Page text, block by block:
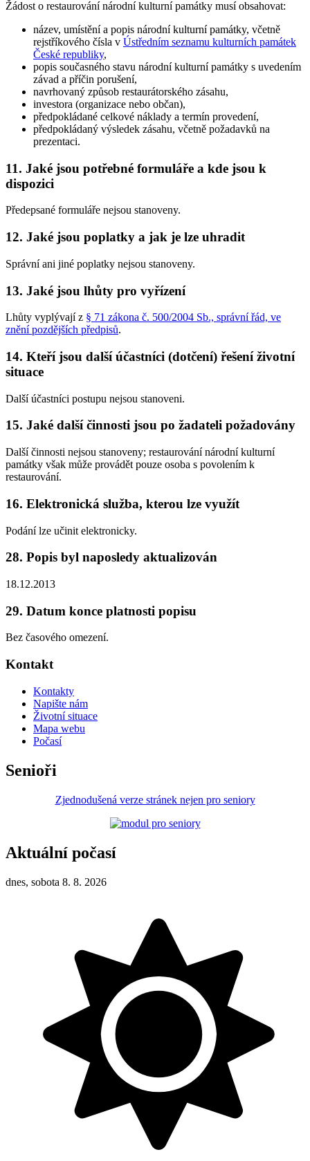
Žádost o restaurování národní kulturní památky musí obsahovat:
název, umístění a popis národní kulturní památky, včetně
rejstříkového čísla v Ústředním seznamu kulturních památek
České republiky,
popis současného stavu národní kulturní památky s uvedením
závad a příčin porušení,
navrhovaný způsob restaurátorského zásahu,
investora (organizace nebo občan),
předpokládané celkové náklady a termín provedení,
předpokládaný výsledek zásahu, včetně požadavků na
prezentaci.
11. Jaké jsou potřebné formuláře a kde jsou k
dispozici
Předepsané formuláře nejsou stanoveny.
12. Jaké jsou poplatky a jak je lze uhradit
Správní ani jiné poplatky nejsou stanoveny.
13. Jaké jsou lhůty pro vyřízení
Lhůty vyplývají z § 71 zákona č. 500/2004 Sb., správní řád, ve
znění pozdějších předpisů.
14. Kteří jsou další účastníci (dotčení) řešení životní
situace
Další účastníci postupu nejsou stanoveni.
15. Jaké další činnosti jsou po žadateli požadovány
Další činnosti nejsou stanoveny; restaurování národní kulturní
památky však může provádět pouze osoba s povolením k
restaurování.
16. Elektronická služba, kterou lze využít
Podání lze učinit elektronicky.
28. Popis byl naposledy aktualizován
18.12.2013
29. Datum konce platnosti popisu
Bez časového omezení.
Kontakt
Kontakty
Napište nám
Životní situace
Mapa webu
Počasí
Senioři
Zjednodušená verze stránek nejen pro seniory
Aktuální počasí
dnes, sobota 8. 8. 2026